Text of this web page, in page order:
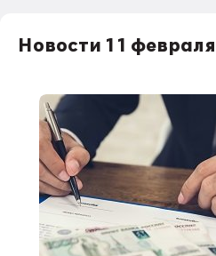
1С:Зарплата и управление
права работников
1С:Управление
предприятием
Новости 11